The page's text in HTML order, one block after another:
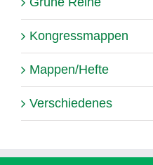
Kongressmappen
Mappen/Hefte
Verschiedenes